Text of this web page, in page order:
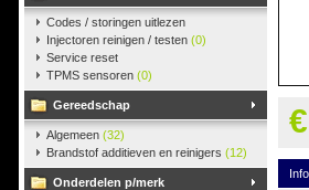
Codes / storingen uitlezen
Injectoren reinigen / testen (0)
Service reset
TPMS sensoren (0)
Gereedschap
Algemeen (32)
Brandstof additieven en reinigers (12)
Onderdelen p/merk